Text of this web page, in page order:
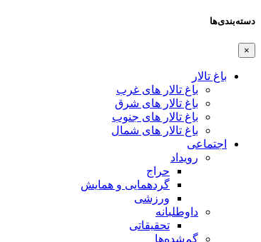
دسته‌بندی‌ها
×
باغ تالار
باغ تالار های غرب
باغ تالار های شرق
باغ تالار های جنوب
باغ تالار های شمال
اجتماعی
رویداد
حراج
گردهمایی و همایش
ورزشی
داوطلبانه
تحقیقاتی
گم‌شده‌ها